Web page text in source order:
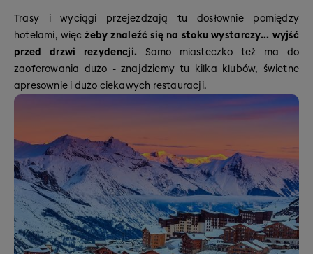
Trasy i wyciągi przejeżdżają tu dosłownie pomiędzy
hotelami, więcżeby znaleźć się na stoku wystarczy... wyjść
przed drzwi rezydencji. Samo miasteczko też ma do
zaoferowania dużo - znajdziemy tu kilka klubów, świetne
apresownie i dużo ciekawych restauracji.